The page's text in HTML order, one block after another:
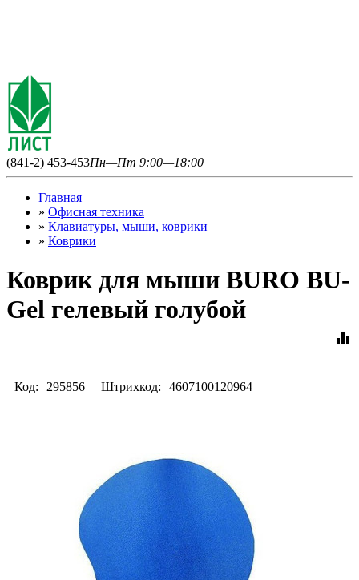
(841-2) 453-453Пн—Пт 9:00—18:00
Главная
» Офисная техника
» Клавиатуры, мыши, коврики
» Коврики
Коврик для мыши BURO BU-
Gel гелевый голубой
equalizer
Код: 295856 Штрихкод: 4607100120964